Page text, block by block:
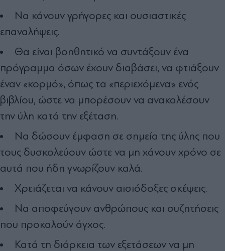
Να κάνουν γρήγορες και ουσιαστικές
επαναλήψεις.
Θα είναι βοηθητικό να συντάξουν ένα
πρόγραμμα όσων έχουν διαβάσει, να φτιάξουν
έναν «κορμό», όπως τα «περιεχόμενα» ενός
βιβλίου, ώστε να μπορέσουν να ανακαλέσουν
την ύλη κατά την εξέταση.
Να δώσουν έμφαση σε σημεία της ύλης που
τους δυσκολεύουν ώστε να μη χάνουν χρόνο σε
αυτά που ήδη γνωρίζουν καλά.
Χρειάζεται να κάνουν αισιόδοξες σκέψεις.
Να αποφεύγουν ανθρώπους και συζητήσεις
που προκαλούν άγχος.
Κατά τη διάρκεια των εξετάσεων να μη